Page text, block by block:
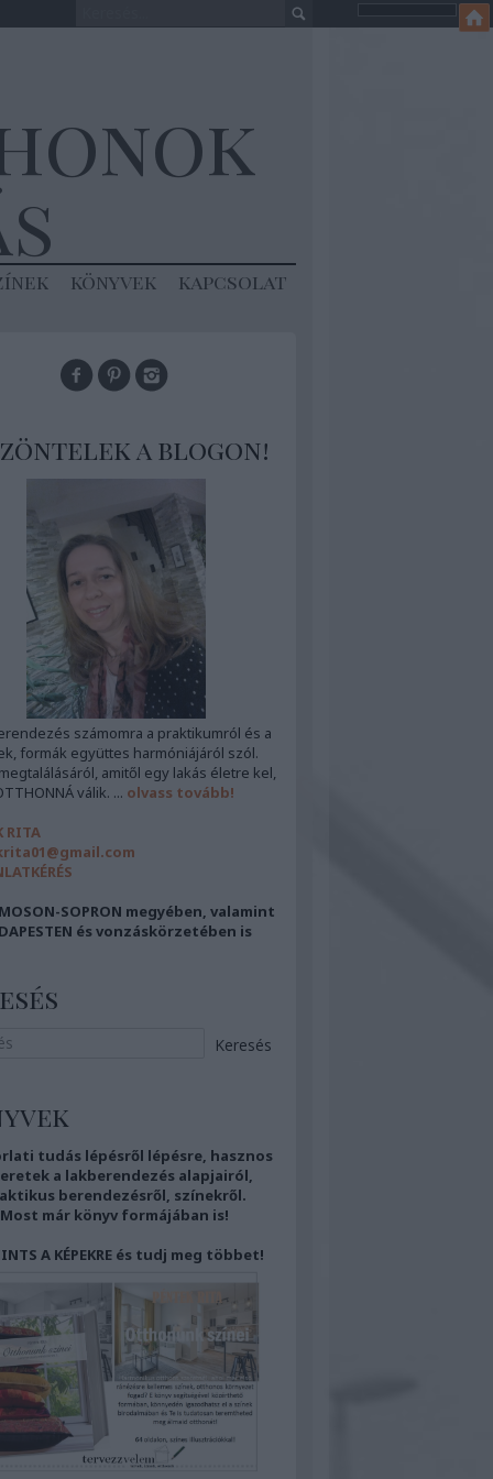
könyvek kapcsolat
a blogon!
számomra a praktikumról és a
formák együttes harmóniájáról szól.
amitől egy lakás életre kel,
válik. ... olvass tovább!
RITA
SOPRON megyében, valamint
és vonzáskörzetében is
tudás lépésről lépésre, hasznos
a lakberendezés alapjairól,
berendezésről, színekről.
Most már könyv formájában is!
A KÉPEKRE és tudj meg többet!